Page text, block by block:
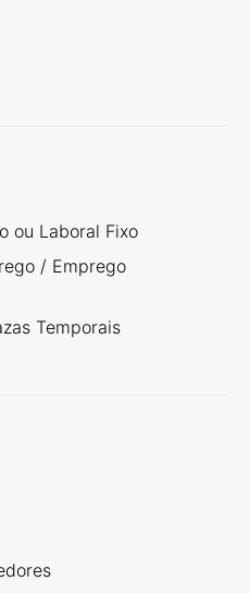
ou Laboral Fixo
/ Emprego
Temporais